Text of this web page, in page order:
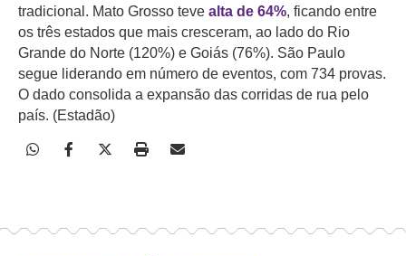
tradicional. Mato Grosso teve alta de 64%, ficando entre
os três estados que mais cresceram, ao lado do Rio
Grande do Norte (120%) e Goiás (76%). São Paulo
segue liderando em número de eventos, com 734 provas.
O dado consolida a expansão das corridas de rua pelo
país. (Estadão)